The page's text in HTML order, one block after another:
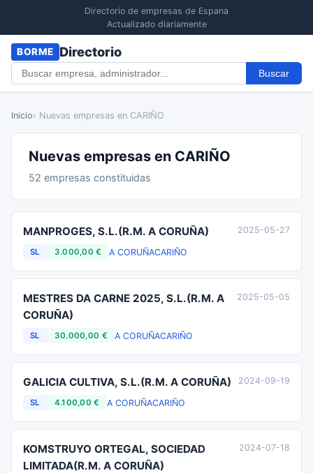
Directorio de empresas de Espana
Actualizado diariamente
BORME Directorio
Buscar
Inicio› Nuevas empresas en CARIÑO
Nuevas empresas en CARIÑO
52 empresas constituidas
MANPROGES, S.L.(R.M. A CORUÑA)
SL 3.000,00 € A CORUÑACARIÑO
2025-05-27
MESTRES DA CARNE 2025, S.L.(R.M. A
CORUÑA)
SL 30.000,00 € A CORUÑACARIÑO
2025-05-05
GALICIA CULTIVA, S.L.(R.M. A CORUÑA)
SL 4.100,00 € A CORUÑACARIÑO
2024-09-19
KOMSTRUYO ORTEGAL, SOCIEDAD
LIMITADA(R.M. A CORUÑA)
2024-07-18